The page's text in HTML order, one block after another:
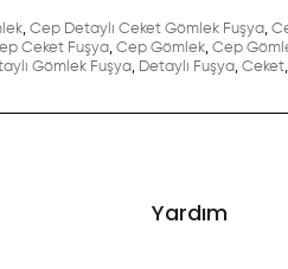
, Cep Detaylı Ceket Gömlek Fuşya,
Ceket Fuşya, Cep Gömlek, Cep
Gömlek Fuşya, Detaylı Fuşya, Ceket,
Yardım